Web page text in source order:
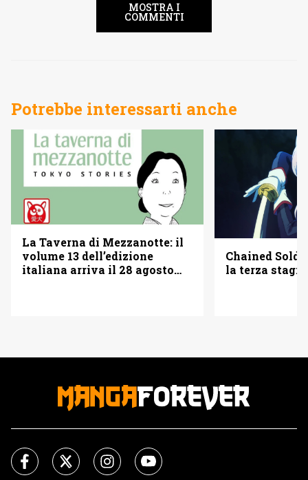
MOSTRA I
COMMENTI
Potrebbe interessarti anche
La Taverna di Mezzanotte: il
volume 13 dell’edizione
italiana arriva il 28 agosto
Chained
la terza